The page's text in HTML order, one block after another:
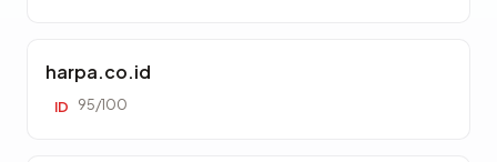
harpa.co.id
ID 95/100